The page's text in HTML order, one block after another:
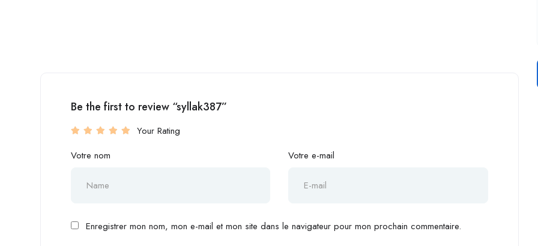
Be the first to review “syllak387”
Your Rating
Votre nom
Votre e-mail
Enregistrer mon nom, mon e-mail et mon site dans le navigateur pour mon prochain commentaire.